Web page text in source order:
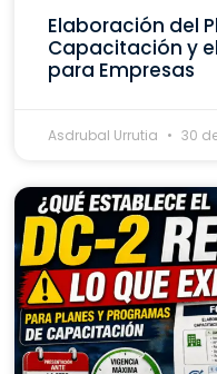
Elaboración del
Capacitación y
para Empresas
Asdrubal Urrutia 30